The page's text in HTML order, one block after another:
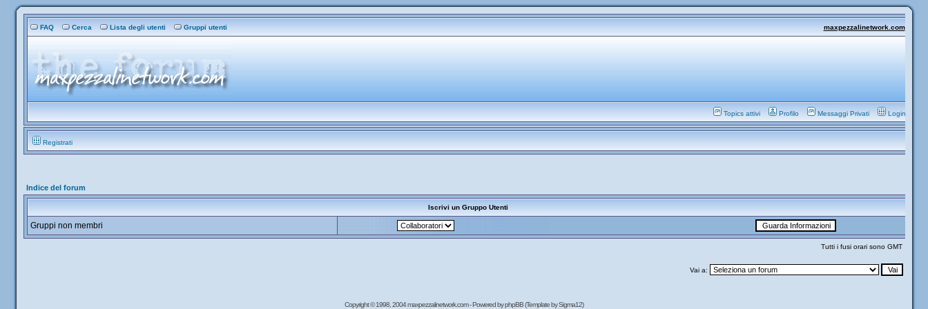
FAQ Cerca Lista degli utenti Gruppi utenti maxpezzalinetwork.com
Topics attivi Profilo Messaggi Privati Login
Registrati
Indice del forum
Iscrivi un Gruppo Utenti
Gruppi non membri
Tutti i fusi orari sono GMT
Vai a:
Copyright © 1998, 2004 maxpezzalinetwork.com - Powered byphpBB(Template by Sigma12)